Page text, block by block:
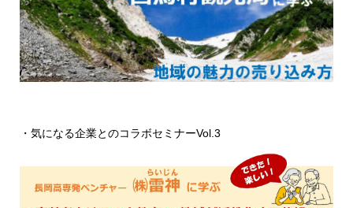
・気になる企業とのコラボセミナーVol.3